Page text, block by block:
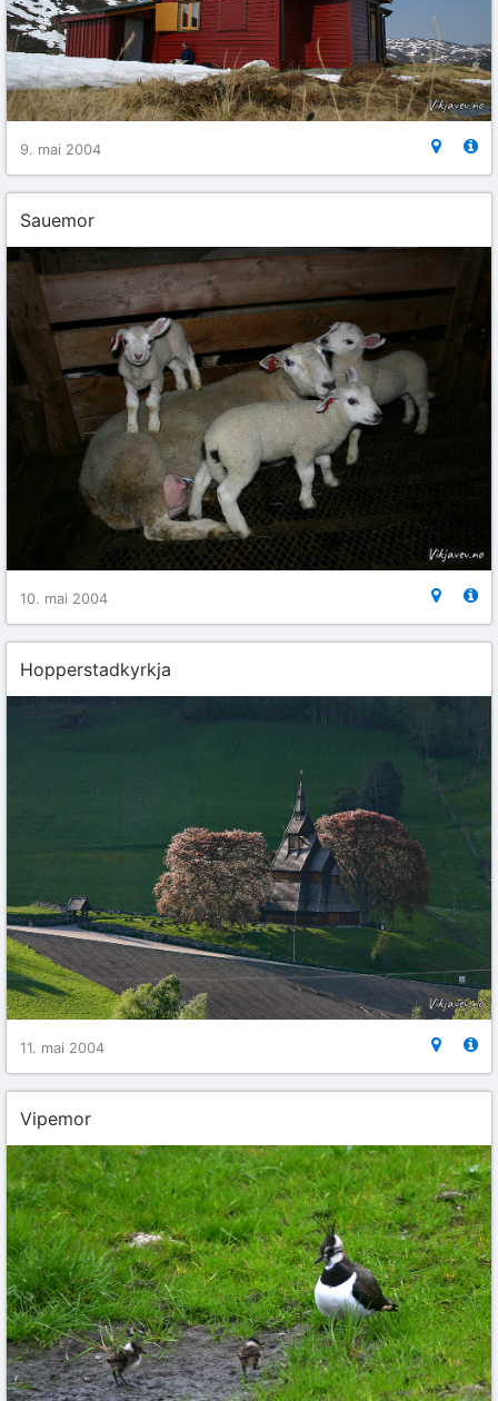
9. mai 2004
Sauemor
10. mai 2004
Hopperstadkyrkja
11. mai 2004
Vipemor